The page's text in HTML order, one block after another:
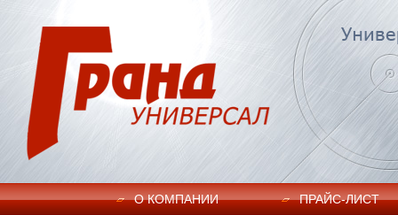
О КОМПАНИИ ПРАЙC-ЛИСТ